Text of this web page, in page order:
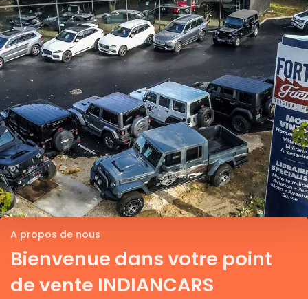
A propos de nous
Bienvenue dans votre point
de vente INDIANCARS